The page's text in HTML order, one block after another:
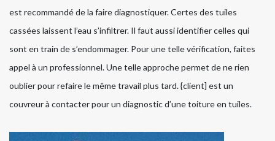
est recommandé de la faire diagnostiquer. Certes des tuiles
cassées laissent l’eau s’infiltrer. Il faut aussi identifier celles qui
sont en train de s’endommager. Pour une telle vérification, faites
appel à un professionnel. Une telle approche permet de ne rien
oublier pour refaire le même travail plus tard. {client] est un
couvreur à contacter pour un diagnostic d’une toiture en tuiles.